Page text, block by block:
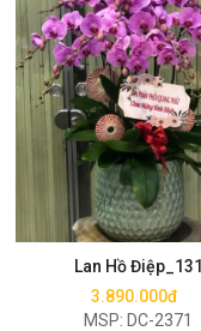
Lan Hồ Điệp_131
3.890.000đ
MSP: DC-2371
Mua ngay